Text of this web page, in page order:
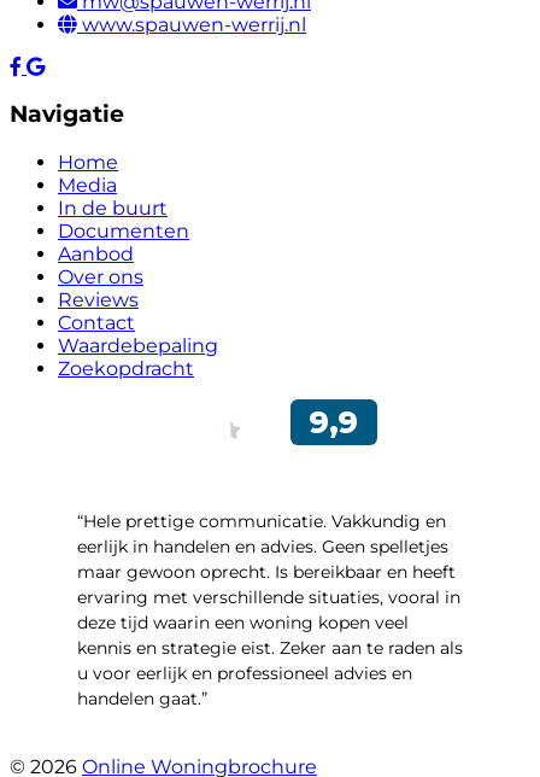
www.spauwen-werrij.nl
Navigatie
Home
Media
In de buurt
Documenten
Aanbod
Over ons
Reviews
Contact
Waardebepaling
Zoekopdracht
“Hele prettige communicatie. Vakkundig en
eerlijk in handelen en advies. Geen spelletjes
maar gewoon oprecht. Is bereikbaar en heeft
ervaring met verschillende situaties, vooral in
deze tijd waarin een woning kopen veel
kennis en strategie eist. Zeker aan te raden als
u voor eerlijk en professioneel advies en
handelen gaat.”
© 2026 Online Woningbrochure